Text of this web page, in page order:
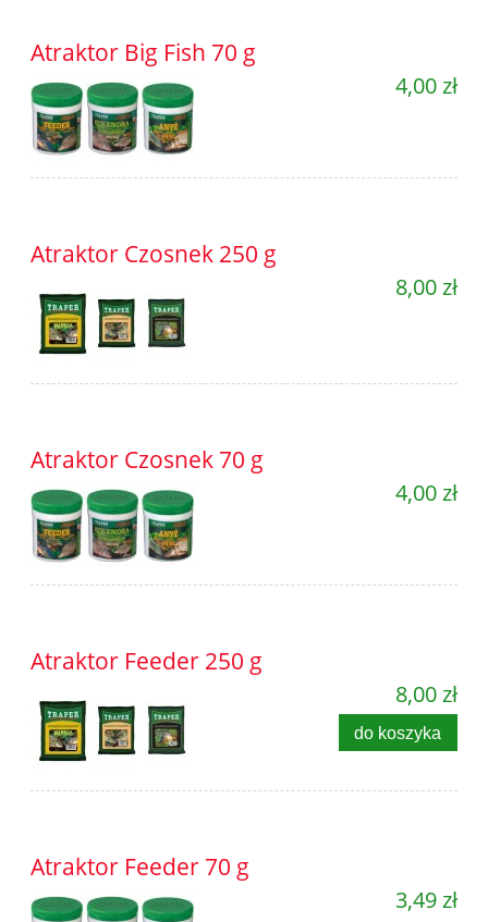
Atraktor Big Fish 70 g
4,00 zł
Atraktor Czosnek 250 g
8,00 zł
Atraktor Czosnek 70 g
4,00 zł
Atraktor Feeder 250 g
8,00 zł
do koszyka
Atraktor Feeder 70 g
3,49 zł